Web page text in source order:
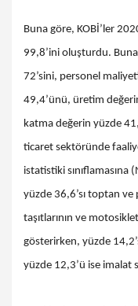
Buna göre, KOBİ’ler
99,8’ini oluşturdu. Buna
72’sini, personel
49,4’ünü, üretim
katma değerin yüzde
ticaret sektöründe
istatistiki sınıflamasına
yüzde 36,6’sı toptan
taşıtlarının ve
gösterirken, yüzde
yüzde 12,3’ü ise imalat